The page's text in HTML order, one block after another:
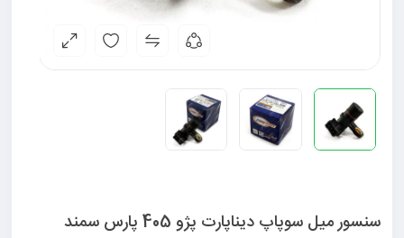
سنسور میل سوپاپ دیناپارت پژو 405 پارس سمند